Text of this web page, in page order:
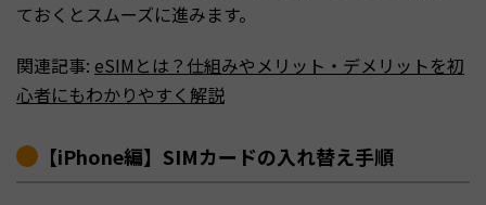
ておくとスムーズに進みます。
関連記事: eSIMとは？仕組みやメリット・デメリットを初
心者にもわかりやすく解説
【iPhone編】SIMカードの入れ替え手順